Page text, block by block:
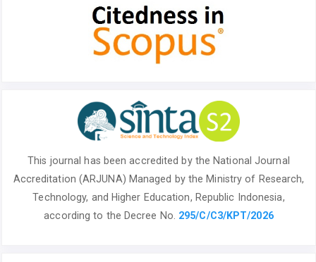
This journal has been accredited by the NationalJournal
Accreditation (ARJUNA) Managed by the Ministry of Research,
Technology, and Higher Education, Republic Indonesia,
according to the Decree No. 295/C/C3/KPT/2026